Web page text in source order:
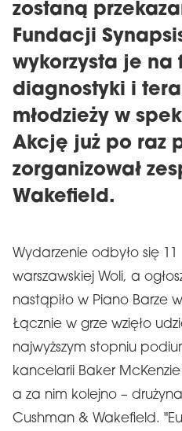
zostaną
Fundacji
wykorzysta je na
diagnostyki i
młodzieży w
Akcję już po raz
zorganizował
Wakefield.
Wydarzenie odbyło się
warszawskiej Woli, a
nastąpiło w Piano Barze
Łącznie w grze wzięło
najwyższym stopniu
kancelarii Baker McKenzie
a za nim kolejno –
Cushman & Wakefield.